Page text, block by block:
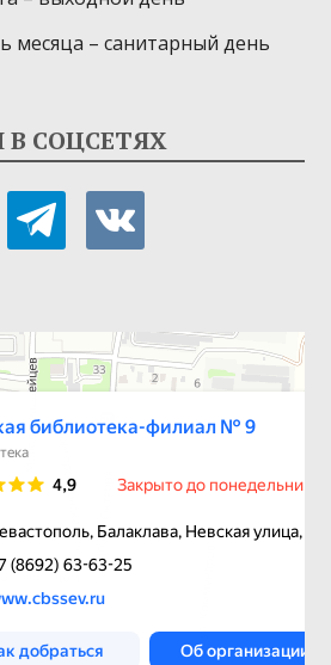
месяца – санитарный день
СОЦСЕТЯХ
telegramvkontakte
№ 9